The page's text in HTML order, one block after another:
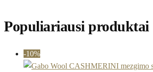
Populiariausi produktai
-10%